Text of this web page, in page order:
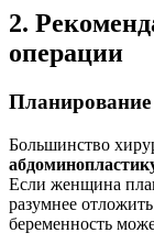
2.
операции
Планирование
Большинство
Если женщина
разумнее
беременность